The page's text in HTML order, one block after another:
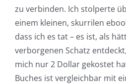
zu verbinden. Ich stolperte
einem kleinen, skurrilen
dass ich es tat – es ist, als
verborgenen Schatz
mich nur 2 Dollar gekostet
Buches ist vergleichbar mit